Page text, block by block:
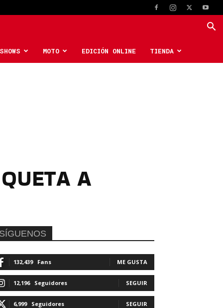
MOTO EDICIÓN ONLINE TIENDA
A
132,439 Fans ME GUSTA
12,196 Seguidores SEGUIR
6,999 Seguidores SEGUIR